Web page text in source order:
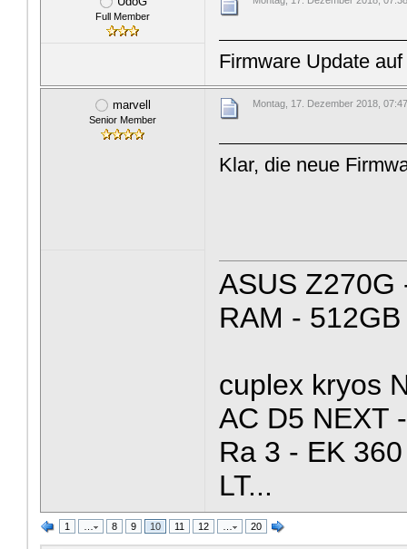
Full Member
Firmware Update
marvell
Senior Member
Montag, 17. Dezember 2018,
Klar, die neue
ASUS Z270G
RAM -
cuplex kryos
AC D5 NEXT
Ra 3 - EK
LT...
1 … 8 9 10 11 12 … 20